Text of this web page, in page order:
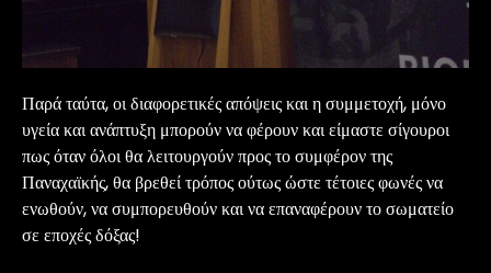
Παρά ταύτα, οι διαφορετικές απόψεις και η συμμετοχή, μόνο
υγεία και ανάπτυξη μπορούν να φέρουν και είμαστε σίγουροι
πως όταν όλοι θα λειτουργούν προς το συμφέρον της
Παναχαϊκής, θα βρεθεί τρόπος ούτως ώστε τέτοιες φωνές να
ενωθούν, να συμπορευθούν και να επαναφέρουν το σωματείο
σε εποχές δόξας!